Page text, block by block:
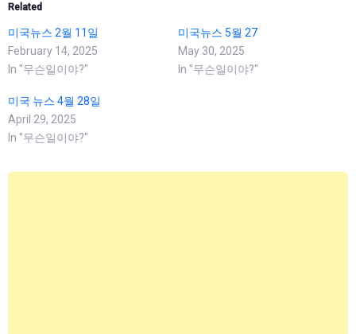
Related
미국뉴스 2월 11일
February 14, 2025
In "무슨일이야?"
미국뉴스 5월 27
May 30, 2025
In "무슨일이야?"
미국 뉴스 4월 28일
April 29, 2025
In "무슨일이야?"